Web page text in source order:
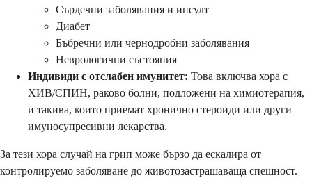
Сърдечни заболявания и инсулт
Диабет
Бъбречни или чернодробни заболявания
Неврологични състояния
Индивиди с отслабен имунитет: Това включва хора с
ХИВ/СПИН, раково болни, подложени на химиотерапия,
и такива, които приемат хронично стероиди или други
имуносупресивни лекарства.
За тези хора случай на грип може бързо да ескалира от
контролируемо заболяване до животозастрашаваща спешност.